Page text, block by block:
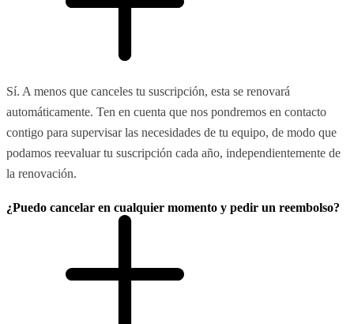
Sí. A menos que canceles tu suscripción, esta se renovará
automáticamente. Ten en cuenta que nos pondremos en contacto
contigo para supervisar las necesidades de tu equipo, de modo que
podamos reevaluar tu suscripción cada año, independientemente de
la renovación.
¿Puedo cancelar en cualquier momento y pedir un reembolso?